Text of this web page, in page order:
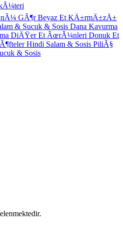
GÃ¶rBeyaz Et KÄ±rmÄ±zÄ±
& Sucuk & Sosis Dana Kavurma
DiÄŸer Et ÃœrÃ¼nleri Donuk Et
Hindi Salam & Sosis PiliÃ§
& Sosis